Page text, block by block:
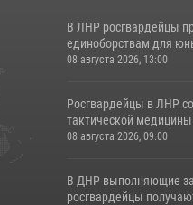
В ЛНР росгвардейцы
единоборствам для
08 августа 2026, 13:00
Росгвардейцы в ЛНР
тактической
08 августа 2026, 09:00
В ДНР выполняющие
росгвардейцы